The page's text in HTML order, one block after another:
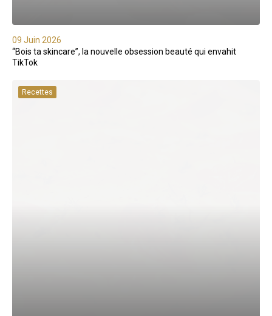
09 Juin 2026
“Bois ta skincare”, la nouvelle obsession beauté qui envahit
TikTok
Recettes